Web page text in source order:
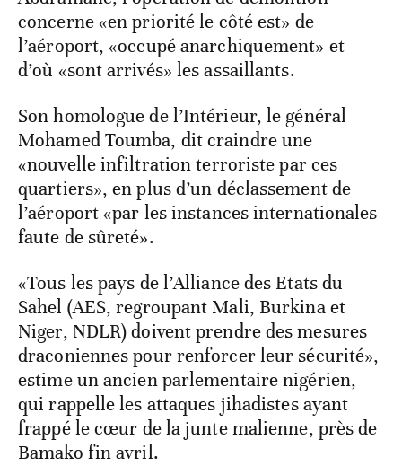
concerne «en priorité le côté est» de
l’aéroport, «occupé anarchiquement» et
d’où «sont arrivés» les assaillants.
Son homologue de l’Intérieur, le général
Mohamed Toumba, dit craindre une
«nouvelle infiltration terroriste par ces
quartiers», en plus d’un déclassement de
l’aéroport «par les instances internationales
faute de sûreté».
«Tous les pays de l’Alliance des Etats du
Sahel (AES, regroupant Mali, Burkina et
Niger, NDLR) doivent prendre des mesures
draconiennes pour renforcer leur sécurité»,
estime un ancien parlementaire nigérien,
qui rappelle les attaques jihadistes ayant
frappé le cœur de la junte malienne, près de
Bamako fin avril.